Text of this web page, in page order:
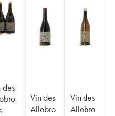
des
Vin des
Allobro
Vin des
Allobro